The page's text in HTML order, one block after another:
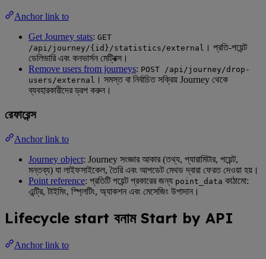
Anchor link to
Get Journey stats: GET
/api/journey/{id}/statistics/external । প্রতি-পয়েন্ট
ডেলিভারি এবং কনভার্সন মেট্রিক্স।
Remove users from journeys: POST /api/journey/drop-
users/external । সমস্ত বা নির্বাচিত সক্রিয় Journey থেকে
ব্যবহারকারীদের ড্রপ করুন।
রেফারেন্স
Anchor link to
Journey object: Journey সংজ্ঞার আকার (তথ্য, প্যারামিটার, পয়েন্ট,
মন্তব্য) যা লাইফসাইকেল, তৈরি এবং আপডেট মেথড দ্বারা ফেরত দেওয়া হয়।
Point reference: প্রতিটি পয়েন্ট প্রকারের জন্য point_data কাঠামো:
এন্ট্রি, টাইমিং, স্প্লিটিং, অ্যাকশন এবং মেসেজিং উপাদান।
Lifecycle start বনাম Start by API
Anchor link to